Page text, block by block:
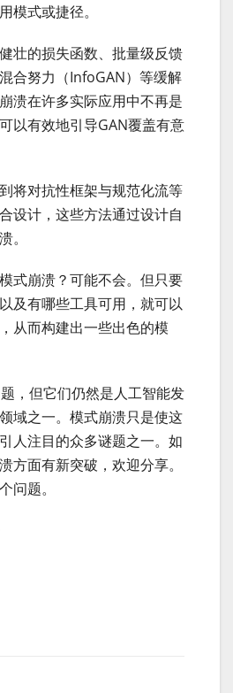
模式或捷径。
壮的损失函数、批量级反馈
合努力（InfoGAN）等缓解
溃在许多实际应用中不再是
以有效地引导GAN覆盖有意
将对抗性框架与规范化流等
设计，这些方法通过设计自
。
式崩溃？可能不会。但只要
及有哪些工具可用，就可以
从而构建出一些出色的模
，但它们仍然是人工智能发
域之一。模式崩溃只是使这
人注目的众多谜题之一。如
方面有新突破，欢迎分享。
问题。